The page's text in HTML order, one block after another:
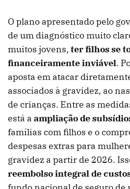
O plano apresentado pelo
de um diagnóstico muito
muitos jovens, ter filhos se
financeiramente inviável.
aposta em atacar
associados à gravidez, ao
de crianças. Entre as
está a ampliação de
famílias com filhos e o
despesas extras para
gravidez a partir de 2026.
reembolso integral de